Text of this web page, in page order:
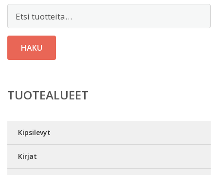
HAKU
TUOTEALUEET
Kipsilevyt
Kirjat